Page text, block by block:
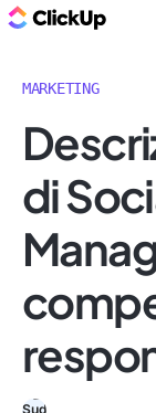
MARKETING
di